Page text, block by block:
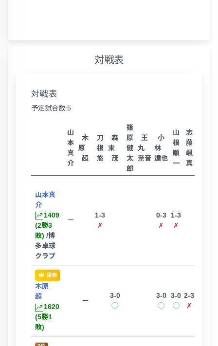
対戦表
対戦表
予定試合数:5
山
本
真
介
木
原
超
刀
根
悠
森
末
茂
篠
原
健
太
郎
王
丸
奈音
小
林
達也
山
根
順
一
志
藤
颯
真
山本真
介
1409
(2勝3
敗) /博
多卓球
クラブ
ー
1-3
✗
0-3
✗
1-3
✗
優勝
木原
超
1620
(5勝1
敗)
ー
3-0
◯
3-0
◯
3-0
◯
2-3
✗